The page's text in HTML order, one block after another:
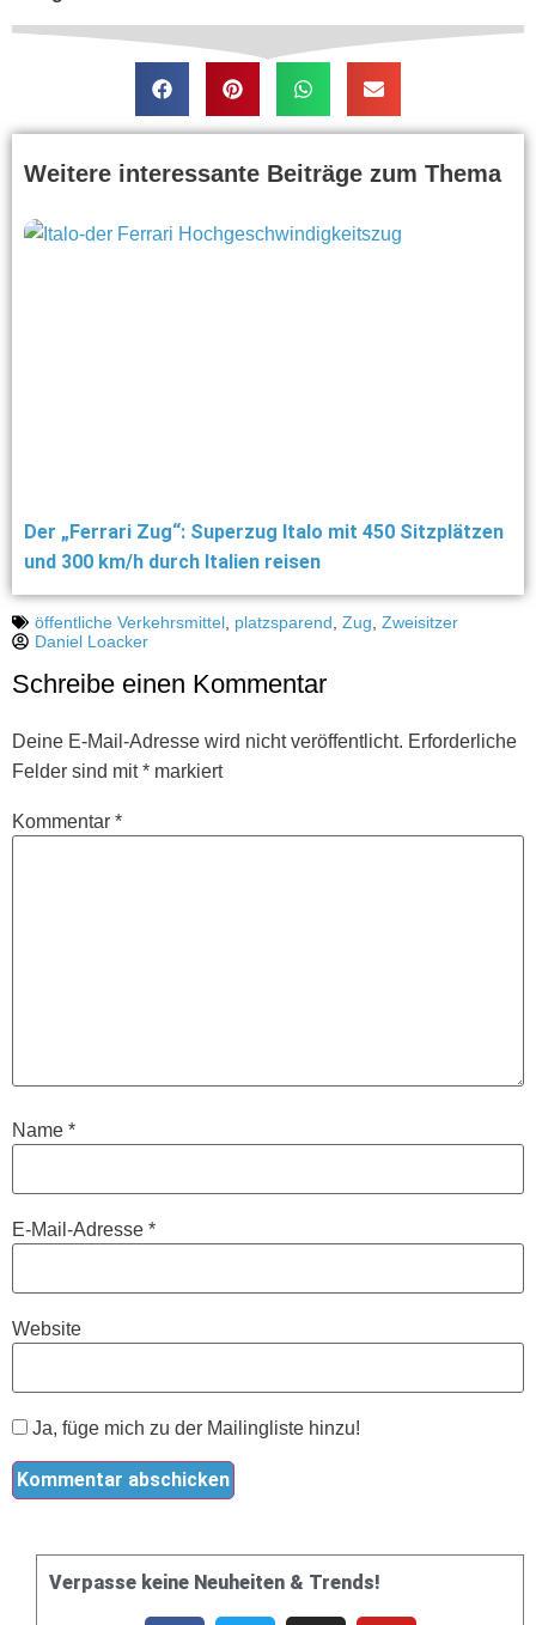
Weitere interessante Beiträge zum Thema
Der „Ferrari Zug“: Superzug Italo mit 450 Sitzplätzen
und 300 km/h durch Italien reisen
öffentliche Verkehrsmittel platzsparend Zug Zweisitzer
Daniel Loacker
Schreibe einen Kommentar
Deine E-Mail-Adresse wird nicht veröffentlicht. Erforderliche
Felder sind mit* markiert
Kommentar *
Name *
E-Mail-Adresse *
Website
Ja, füge mich zu der Mailingliste hinzu!
Verpasse keine Neuheiten & Trends!